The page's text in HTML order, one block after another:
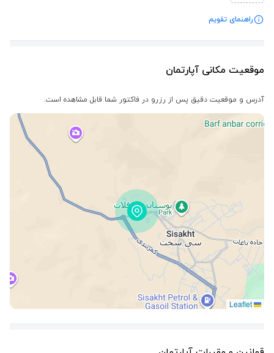
راهنمای تقویم
موقعیت مکانی آپارتمان
آدرس و موقعیت دقیق پس از رزرو در فاکتور شما قابل مشاهده است.